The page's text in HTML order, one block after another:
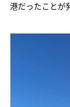
港だったことが